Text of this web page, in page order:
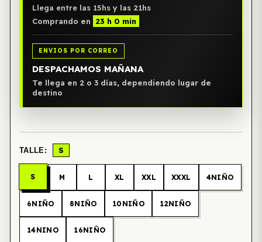
Llega entre las 15hs y las 21hs
Comprando en
23 h 0 min
ENVIOS POR CORREO
DESPACHAMOS MAÑANA
Te llega en 2 o 3 días, dependiendo lugar de
destino
TALLE: S
S M L XL XXL XXXL 4NIÑO
6NIÑO 8NIÑO 10NIÑO 12NIÑO
14NINO 16NIÑO